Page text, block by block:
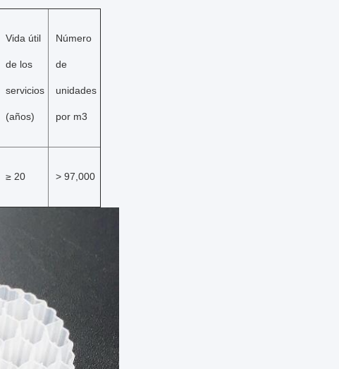
Vida útil
de los
servicios
(años)
Número
de
unidades
por m3
≥ 20 > 97,000